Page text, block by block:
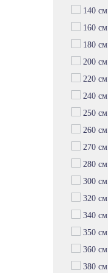
140 см
160 см
180 см
200 см
220 см
240 см
250 см
260 см
270 см
280 см
300 см
320 см
340 см
350 см
360 см
380 см